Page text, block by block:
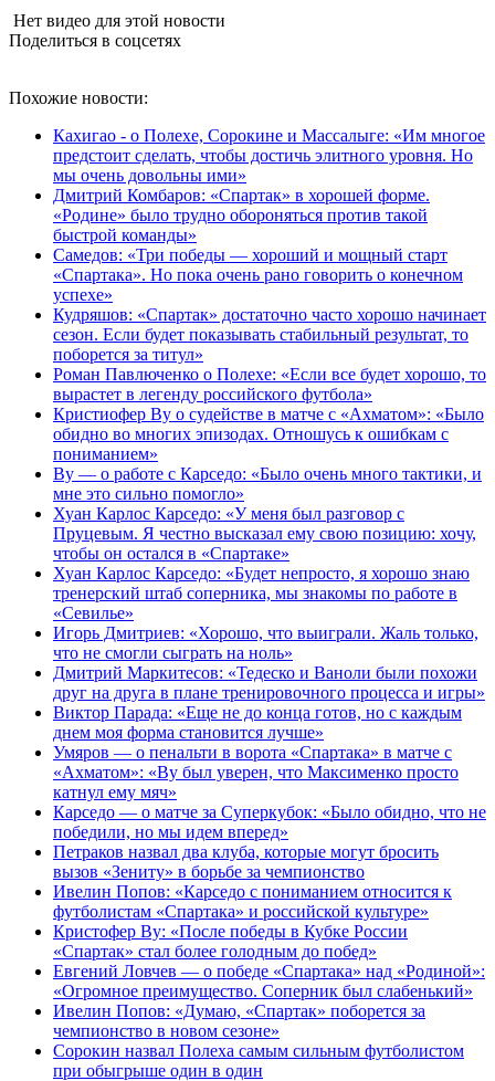
Нет видео для этой новости
Поделиться в соцсетях
Похожие новости:
Кахигао - о Полехе, Сорокине и Массалыге: «Им многое
предстоит сделать, чтобы достичь элитного уровня. Но
мы очень довольны ими»
Дмитрий Комбаров: «Спартак» в хорошей форме.
«Родине» было трудно обороняться против такой
быстрой команды»
Самедов: «Три победы — хороший и мощный старт
«Спартака». Но пока очень рано говорить о конечном
успехе»
Кудряшов: «Спартак» достаточно часто хорошо начинает
сезон. Если будет показывать стабильный результат, то
поборется за титул»
Роман Павлюченко о Полехе: «Если все будет хорошо, то
вырастет в легенду российского футбола»
Кристиофер Ву о судействе в матче с «Ахматом»: «Было
обидно во многих эпизодах. Отношусь к ошибкам с
пониманием»
Ву — о работе с Карседо: «Было очень много тактики, и
мне это сильно помогло»
Хуан Карлос Карседо: «У меня был разговор с
Пруцевым. Я честно высказал ему свою позицию: хочу,
чтобы он остался в «Спартаке»
Хуан Карлос Карседо: «Будет непросто, я хорошо знаю
тренерский штаб соперника, мы знакомы по работе в
«Севилье»
Игорь Дмитриев: «Хорошо, что выиграли. Жаль только,
что не смогли сыграть на ноль»
Дмитрий Маркитесов: «Тедеско и Ваноли были похожи
друг на друга в плане тренировочного процесса и игры»
Виктор Парада: «Еще не до конца готов, но с каждым
днем моя форма становится лучше»
Умяров — о пенальти в ворота «Спартака» в матче с
«Ахматом»: «Ву был уверен, что Максименко просто
катнул ему мяч»
Карседо — о матче за Суперкубок: «Было обидно, что не
победили, но мы идем вперед»
Петраков назвал два клуба, которые могут бросить
вызов «Зениту» в борьбе за чемпионство
Ивелин Попов: «Карседо с пониманием относится к
футболистам «Спартака» и российской культуре»
Кристофер Ву: «После победы в Кубке России
«Спартак» стал более голодным до побед»
Евгений Ловчев — о победе «Спартака» над «Родиной»:
«Огромное преимущество. Соперник был слабенький»
Ивелин Попов: «Думаю, «Спартак» поборется за
чемпионство в новом сезоне»
Сорокин назвал Полеха самым сильным футболистом
при обыгрыше один в один